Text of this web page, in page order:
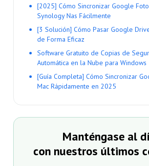
[2025] Cómo Sincronizar Google
Synology Nas Fácilmente
[3 Solución] Cómo Pasar Google
de Forma Eficaz
Software Gratuito de Copias de
Automática en la Nube para Windows
[Guía Completa] Cómo Sincronizar
Mac Rápidamente en 2025
Manténgase al
con nuestros últimos